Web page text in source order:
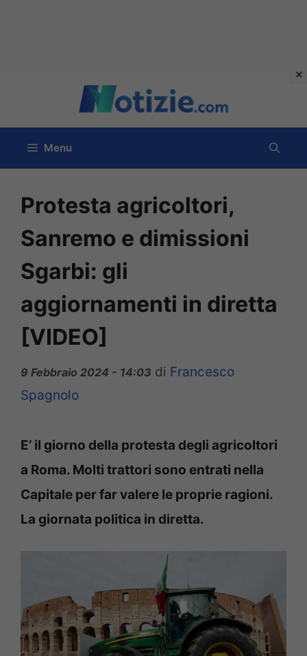
contenuto
Menu
Protesta agricoltori,
Sanremo e dimissioni
Sgarbi: gli
aggiornamenti in diretta
[VIDEO]
9 Febbraio 2024 - 14:03 di Francesco
Spagnolo
E’ il giorno della protesta degli agricoltori
a Roma. Molti trattori sono entrati nella
Capitale per far valere le proprie ragioni.
La giornata politica in diretta.